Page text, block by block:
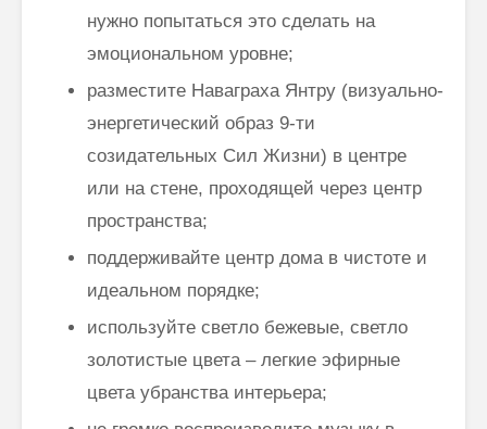
нужно попытаться это сделать на
эмоциональном уровне;
разместите Наваграха Янтру (визуально-
энергетический образ 9-ти
созидательных Сил Жизни) в центре
или на стене, проходящей через центр
пространства;
поддерживайте центр дома в чистоте и
идеальном порядке;
используйте светло бежевые, светло
золотистые цвета – легкие эфирные
цвета убранства интерьера;